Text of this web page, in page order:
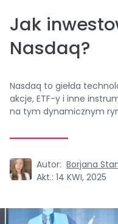
Jak
Nasdaq?
Nasdaq to giełda
akcje, ETF-y i inne
na tym dynamicznym
Autor: Borjana
Akt.: 14 KWI, 2025